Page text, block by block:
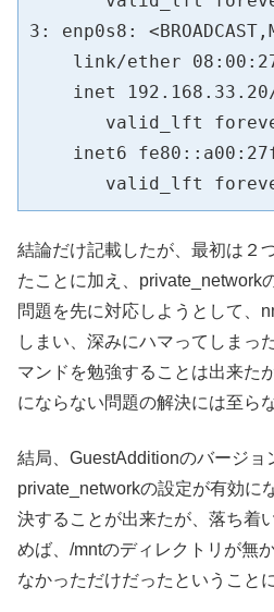
3: enp0s8:
link/ether
inet
valid_lft
inet6
結論だけ記載したが、最初は２
たことに加え、private_network
問題を先に対応しようとして、
しまい、深みにハマってしまっ
マンドを勉強することは出来た
にならない問題の解決には至ら
結局、GuestAdditionのバージョ
private_networkの設定が有効に
決することが出来たが、落ち着
めば、/mntのディレクトリが無
なかっただけだったということ